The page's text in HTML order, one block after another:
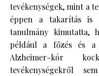
tevékenységek, mint a
éppen a takarítás is
tanulmány kimutatta,
például a főzés és a
Alzheimer-kór
tevékenységekről